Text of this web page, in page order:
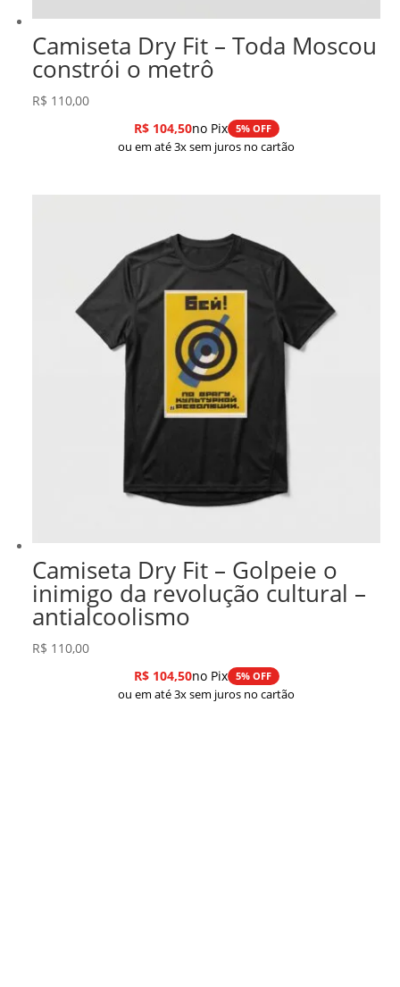
Camiseta Dry Fit – Toda Moscou
constrói o metrô
R$ 110,00
R$104,50no Pix 5% OFF
ou em até 3x sem juros no cartão
Camiseta Dry Fit – Golpeie o
inimigo da revolução cultural –
antialcoolismo
R$ 110,00
R$104,50no Pix 5% OFF
ou em até 3x sem juros no cartão